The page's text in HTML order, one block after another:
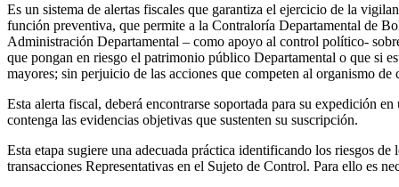
Es un sistema de alertas fiscales que garantiza el ejercicio de la
función preventiva, que permite a la Contraloría Departamental de
Administración Departamental – como apoyo al control político-
que pongan en riesgo el patrimonio público Departamental o que si
mayores; sin perjuicio de las acciones que competen al organismo de
Esta alerta fiscal, deberá encontrarse soportada para su expedición
contenga las evidencias objetivas que sustenten su suscripción.
Esta etapa sugiere una adecuada práctica identificando los riesgos de
transacciones Representativas en el Sujeto de Control. Para ello es